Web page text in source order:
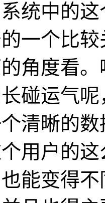
统中的
一个比
角度看
碰运气
清晰的
用户的
能变得